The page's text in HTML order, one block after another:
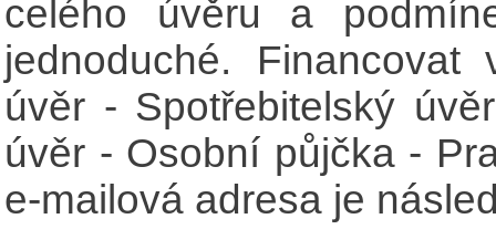
celého úvěru a
jednoduché.
úvěr - Spotřebitelský
úvěr - Osobní půjčka -
e-mailová adresa je